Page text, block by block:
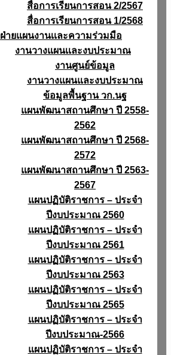
สื่อการเรียนการสอน 2/2567
สื่อการเรียนการสอน 1/2568
ฝ่ายแผนงานเเละความร่วมมือ
งานวางแผนเเละงบประมาณ
งานศูนย์ข้อมูล
งานวางแผนและงบประมาณ
ข้อมูลพื้นฐาน วก.นฐ
แผนพัฒนาสถานศึกษา ปี 2558-
2562
แผนพัฒนาสถานศึกษา ปี 2568-
2572
แผนพัฒนาสถานศึกษา ปี 2563-
2567
แผนปฏิบัติราชการ – ประจำ
ปีงบประมาณ 2560
แผนปฏิบัติราชการ – ประจำ
ปีงบประมาณ 2561
แผนปฏิบัติราชการ – ประจำ
ปีงบประมาณ 2563
แผนปฏิบัติราชการ – ประจำ
ปีงบประมาณ 2565
แผนปฏิบัติราชการ – ประจำ
ปีงบประมาณ-2566
แผนปฏิบัติราชการ – ประจำ